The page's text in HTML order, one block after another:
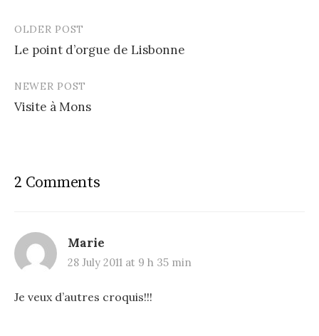
Post
navigation
OLDER POST
Le point d’orgue de Lisbonne
NEWER POST
Visite à Mons
2 Comments
Marie
28 July 2011 at 9 h 35 min
Je veux d’autres croquis!!!